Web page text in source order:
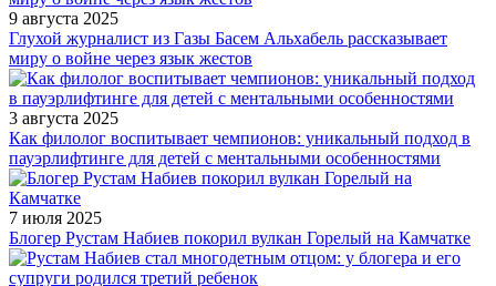
9 августа 2025
Глухой журналист из Газы Басем Альхабель рассказывает
миру о войне через язык жестов
3 августа 2025
Как филолог воспитывает чемпионов: уникальный подход в
пауэрлифтинге для детей с ментальными особенностями
7 июля 2025
Блогер Рустам Набиев покорил вулкан Горелый на Камчатке